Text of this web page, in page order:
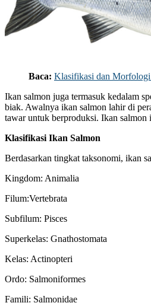
Baca: Klasifikasi dan
Ikan salmon juga termasuk kedalam
biak. Awalnya ikan salmon lahir di
tawar untuk berproduksi. Ikan
Klasifikasi Ikan Salmon
Berdasarkan tingkat taksonomi, ikan
Kingdom: Animalia
Filum:Vertebrata
Subfilum: Pisces
Superkelas: Gnathostomata
Kelas: Actinopteri
Ordo: Salmoniformes
Famili: Salmonidae